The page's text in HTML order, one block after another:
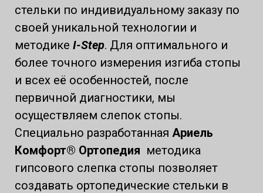
стельки по индивидуальному заказу по
своей уникальной технологии и
методике I-Step. Для оптимального и
более точного измерения изгиба стопы
и всех её особенностей, после
первичной диагностики, мы
осуществляем слепок стопы.
Специально разработанная Ариель
Комфорт® Ортопедия методика
гипсового слепка стопы позволяет
создавать ортопедические стельки в